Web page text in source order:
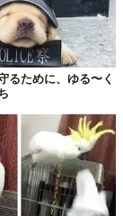
るために、ゆる〜く